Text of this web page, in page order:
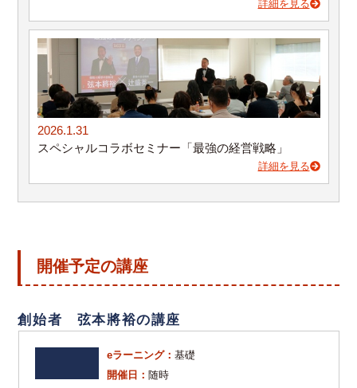
詳細を見る
2026.1.31
スペシャルコラボセミナー「最強の経営戦略」
詳細を見る
開催予定の講座
創始者 弦本將裕の講座
eラーニング： 基礎
開催日： 随時